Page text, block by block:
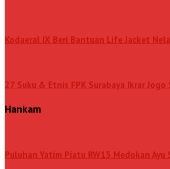
Kodaeral IX Beri Bantuan Life Jacket
27 Suku & Etnis FPK Surabaya Ikrar Jogo
Hankam
Puluhan Yatim Piatu RW15 Medokan